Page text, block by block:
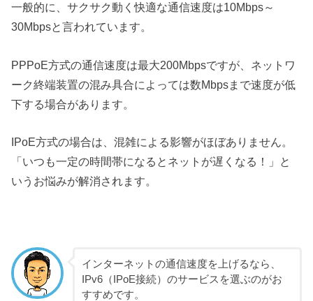
一般的に、サクサク動く快適な通信速度は10Mbps～
30Mbpsと言われています。
PPPoE方式の通信速度は最大200Mbpsですが、ネットワ
ーク終端装置の混み具合によっては数Mbpsまで速度が低
下する場合があります。
IPoE方式の場合は、混雑による影響がほぼありません。
「いつも一定の時間帯になるとネットが遅くなる！」と
いうお悩みが解消されます。
インターネットの通信速度を上げるなら、
IPv6（IPoE接続）のサービスを選ぶのがお
すすめです。